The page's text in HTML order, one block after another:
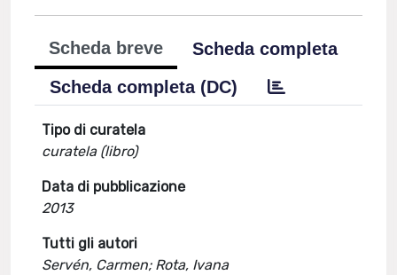
Scheda breve
Scheda completa
Scheda completa (DC)
Tipo di curatela
curatela (libro)
Data di pubblicazione
2013
Tutti gli autori
Servén, Carmen; Rota, Ivana